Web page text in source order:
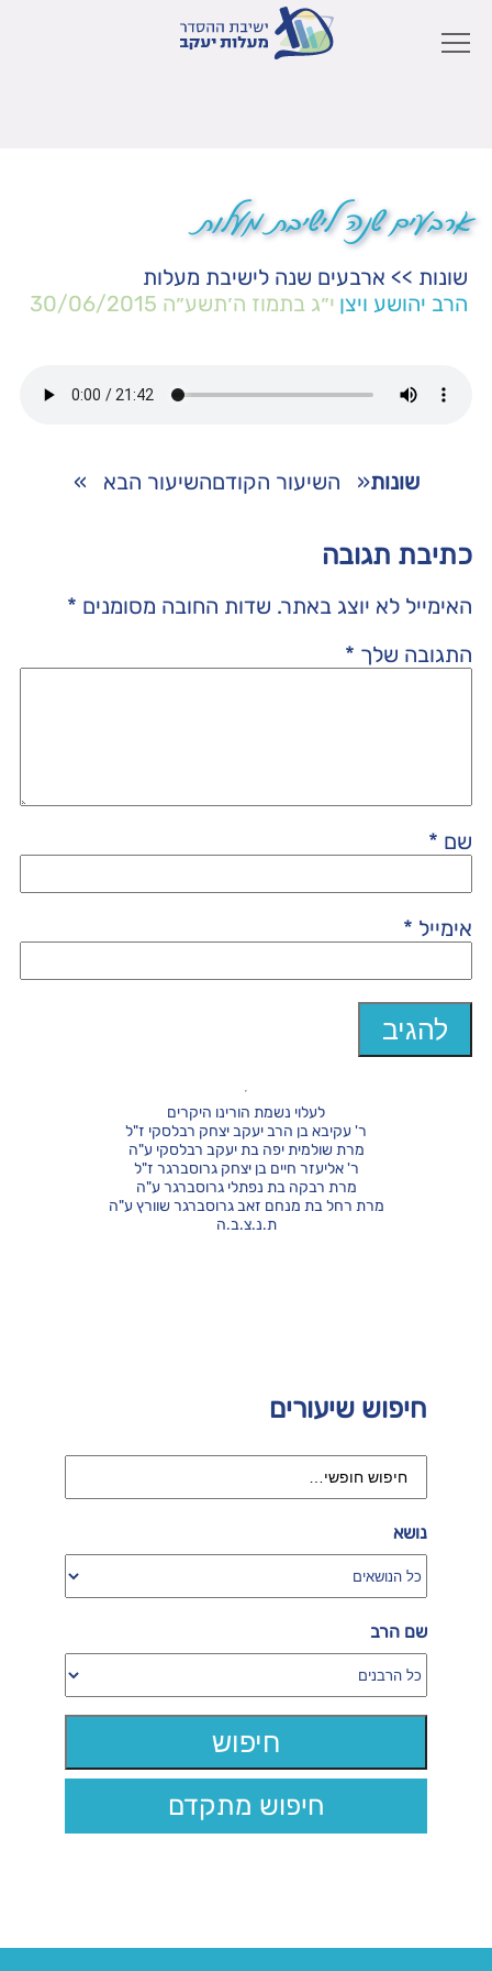
ארבעים שנה לישיבת מעלות
שונות >> ארבעים שנה לישיבת מעלות
הרב יהושע ויצן י״ג בתמוז ה׳תשע״ה 30/06/2015
שונות« השיעור הקודםהשיעור הבא »
כתיבת תגובה
האימייל לא יוצג באתר. שדות החובה מסומנים *
התגובה שלך *
שם *
אימייל *
חיפוש שיעורים
נושא
שם הרב
חיפוש מתקדם
לעלוי נשמת הורינו היקרים
ר' עקיבא בן הרב יעקב יצחק רבלסקי ז"ל
מרת שולמית יפה בת יעקב רבלסקי ע"ה
ר' אליעזר חיים בן יצחק גרוסברגר ז"ל
מרת רבקה בת נפתלי גרוסברגר ע"ה
מרת רחל בת מנחם זאב גרוסברגר שוורץ ע"ה
ת.נ.צ.ב.ה